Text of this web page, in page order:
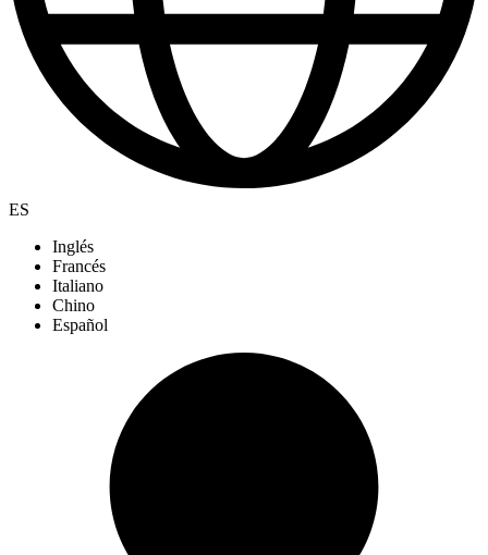
ES
Inglés
Francés
Italiano
Chino
Español